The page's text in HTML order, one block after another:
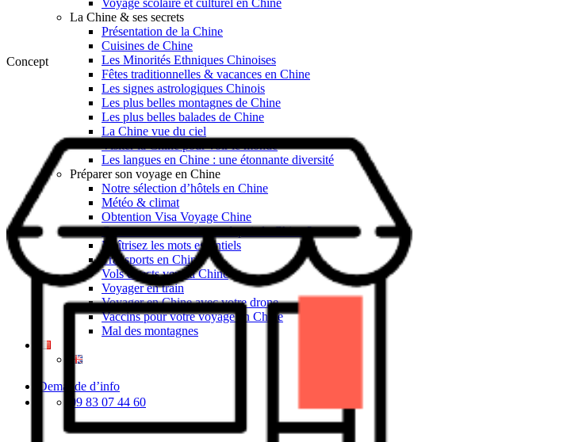
Voyage scolaire et culturel en Chine
La Chine & ses secrets
Présentation de la Chine
Cuisines de Chine
Les Minorités Ethniques Chinoises
Fêtes traditionnelles & vacances en Chine
Les signes astrologiques Chinois
Les plus belles montagnes de Chine
Les plus belles balades de Chine
La Chine vue du ciel
Visiter la Chine pour voir le monde
Les langues en Chine : une étonnante diversité
Préparer son voyage en Chine
Notre sélection d’hôtels en Chine
Météo & climat
Obtention Visa Voyage Chine
Comment communiquer depuis la Chine ?
Maîtrisez les mots essentiels
Transports en Chine
Vols directs vers la Chine
Voyager en train
Voyager en Chine avec votre drone
Vaccins pour votre voyage en Chine
Mal des montagnes
Demande d’info
09 83 07 44 60
Concept